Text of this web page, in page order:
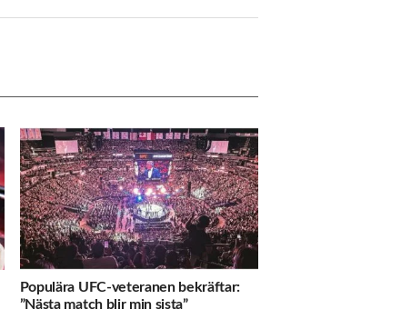
Populära UFC-veteranen bekräftar:
”Nästa match blir min sista”